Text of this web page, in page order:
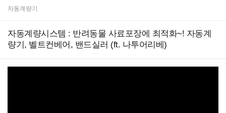
자동계량기
자동계량시스템 : 반려동물 사료포장에 최적화~! 자동계
량기, 벨트컨베어, 밴드실러 (ft. 나투어리베)